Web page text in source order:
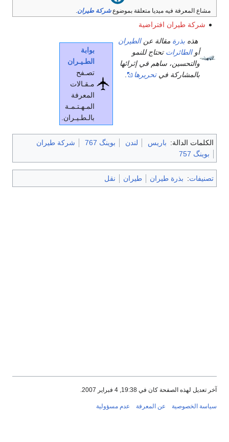
مشاع المعرفة فيه ميديا متعلقة بموضوعشركة طيران
شركة طيران افتراضية
هذه بذرة مقالة عنالطيران
أوالطائرات تحتاج للنمو
والتحسين، ساهم في إثرائها
بالمشاركة فيتحريرها
بوابة
الطـيـران
تصـفح
مـقـالات
المعرفة
المـهـتـمـة
بالـطـيـران.
الكلمات الدالة: باريس لندن بوينگ 767
شركة طيران
بوينگ 757
تصنيفات: بذرة طيران طيران نقل
آخر تعديل لهذه الصفحة كان في 19:38, 4 فبراير 2007.
سياسة الخصوصية عن المعرفة عدم مسؤولية